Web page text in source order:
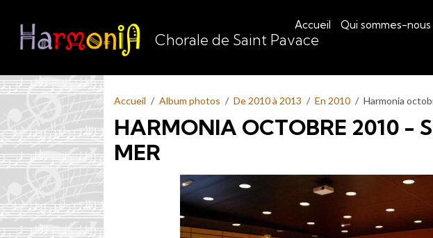
Chorale de Saint Pavace
Accueil Qui sommes-nous
Accueil Album photos De 2010 à 2013 En 2010 Harmonia
HARMONIA OCTOBRE 2010 -
MER